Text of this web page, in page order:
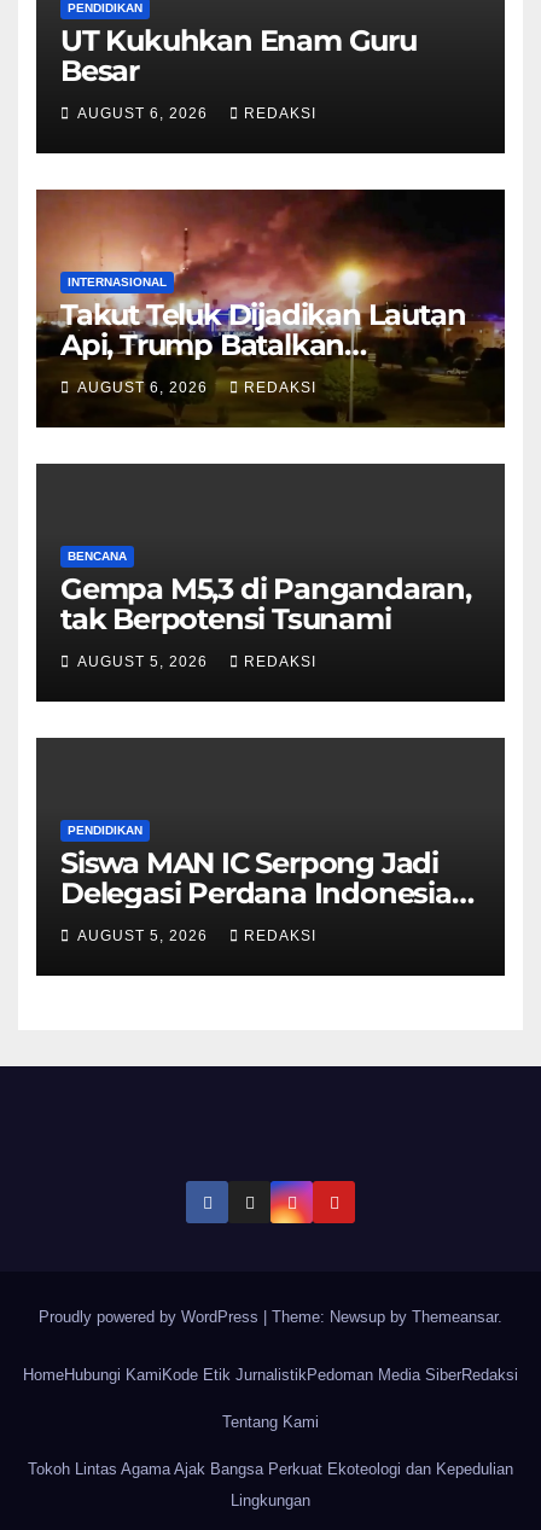
PENDIDIKAN
UT Kukuhkan Enam Guru
Besar
AUGUST 6, 2026 REDAKSI
INTERNASIONAL
Takut Teluk Dijadikan Lautan
Api, Trump Batalkan
Serangan ke Iran
AUGUST 6, 2026 REDAKSI
BENCANA
Gempa M5,3 di Pangandaran,
tak Berpotensi Tsunami
AUGUST 5, 2026 REDAKSI
PENDIDIKAN
Siswa MAN IC Serpong Jadi
Delegasi Perdana Indonesia
di Olimpiade Sains Nuklir
Internasional
AUGUST 5, 2026 REDAKSI
Proudly powered by WordPress | Theme: Newsup by Themeansar.
HomeHubungi Kami Kode Etik JurnalistikPedoman Media SiberRedaksi
Tentang Kami
Tokoh Lintas Agama Ajak Bangsa Perkuat Ekoteologi dan Kepedulian
Lingkungan